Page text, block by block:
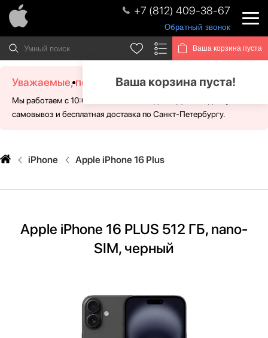
+7 (812) 409-38-67
Обратный звонок
Ваша корзина пуста
Ваша корзина пуста!
Уважаемые, посетители!
Мы работаем с 10:00 - 21:00 без выходных. Для Вас доступен
самовывоз и бесплатная доставка по Санкт-Петербургу.
iPhone Apple iPhone 16 Plus
Apple iPhone 16 PLUS 512 ГБ, nano-
SIM, черный